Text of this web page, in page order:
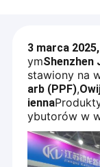
3 marca
ymShenzhen
stawiony na
arb (PPF),
ienna
ybutorów w